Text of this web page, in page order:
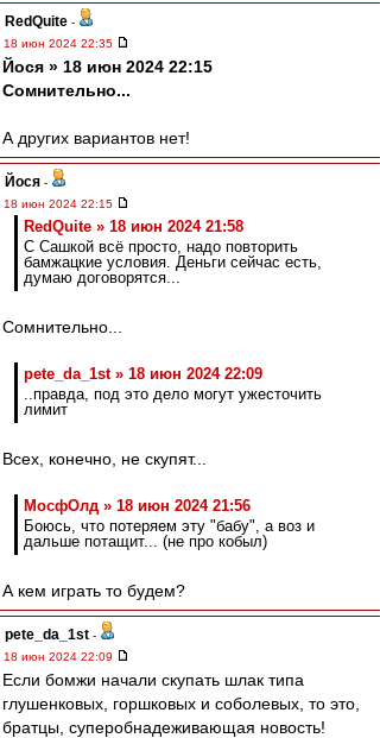
RedQuite -
18 июн 2024 22:35
Йося » 18 июн 2024 22:15
Сомнительно...
А других вариантов нет!
Йося -
18 июн 2024 22:15
RedQuite » 18 июн 2024 21:58
С Сашкой всё просто, надо повторить
бамжацкие условия. Деньги сейчас есть,
думаю договорятся...
Сомнительно...
pete_da_1st » 18 июн 2024 22:09
..правда, под это дело могут ужесточить
лимит
Всех, конечно, не скупят...
МосфОлд » 18 июн 2024 21:56
Боюсь, что потеряем эту "бабу", а воз и
дальше потащит... (не про кобыл)
А кем играть то будем?
pete_da_1st -
18 июн 2024 22:09
Если бомжи начали скупать шлак типа
глушенковых, горшковых и соболевых, то это,
братцы, суперобнадеживающая новость!